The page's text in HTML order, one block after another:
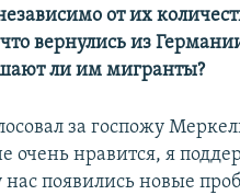
от их
вернулись из
ли им мигранты?
за госпожу
очень нравится, я
появились новые